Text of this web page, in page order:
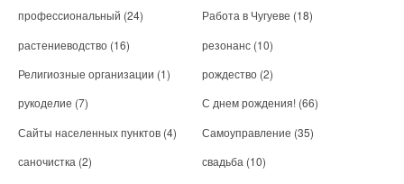
профессиональный (24) Работа в Чугуеве (18)
растениеводство (16) резонанс (10)
Религиозные организации (1) рождество (2)
рукоделие (7) С днем рождения! (66)
Сайты населенных пунктов (4) Самоуправление (35)
саночистка (2) свадьба (10)